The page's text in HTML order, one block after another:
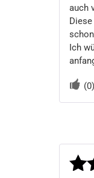
auch
Ich
(0)